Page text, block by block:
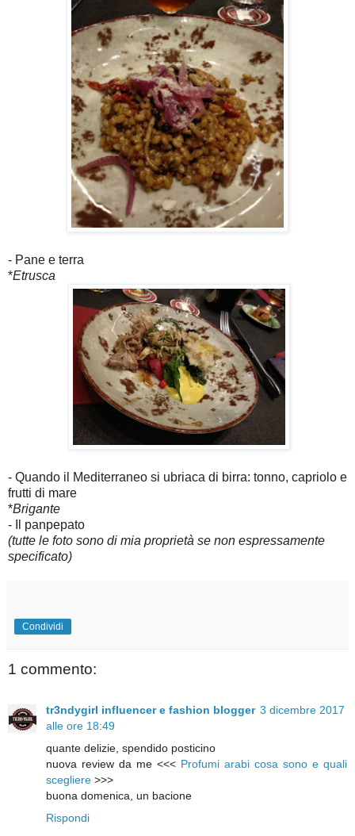
- Pane e terra
*Etrusca
- Quando il Mediterraneo si ubriaca di birra: tonno, capriolo e
frutti di mare
*Brigante
- Il panpepato
(tutte le foto sono di mia proprietà se non espressamente
specificato)
Condividi
1 commento:
tr3ndygirl influencer e fashion blogger 3 dicembre 2017
alle ore 18:49
quante delizie, spendido posticino
nuova review da me <<< Profumi arabi cosa sono e quali
scegliere >>>
buona domenica, un bacione
Rispondi